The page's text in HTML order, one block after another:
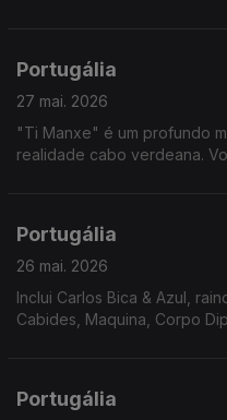
Portugália
27 mai. 2026
"Ti Manxe" é um profundo
realidade cabo verdeana.
Portugália
26 mai. 2026
Inclui Carlos Bica & Azul,
Cabides, Maquina, Corpo
Portugália